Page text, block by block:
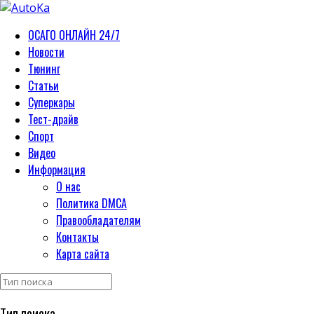
ОСАГО ОНЛАЙН 24/7
Новости
Тюнинг
Статьи
Суперкары
Тест-драйв
Спорт
Видео
Информация
О нас
Политика DMCA
Правообладателям
Контакты
Карта сайта